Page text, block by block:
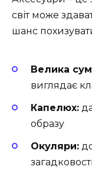
світ може
шанс
Велика
виглядає
Капелюх:
образу
Окуляри:
загадковості